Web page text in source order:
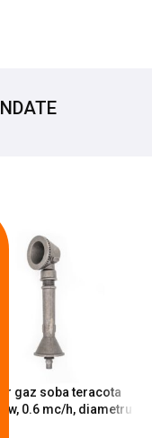
gaz soba teracota
kw, 0.6 mc/h, diametru